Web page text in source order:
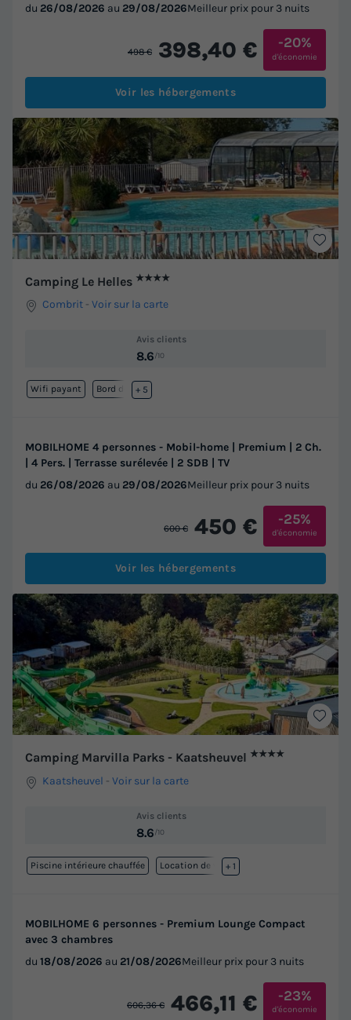
du 26/08/2026 au 29/08/2026Meilleur prix pour 3 nuits
498 € 398,40 € -20%
d'économie
Voir les hébergements
Camping Le Helles ★★★★
Combrit -Voir sur la carte
Avis clients
8.6/10
Wifi payant Bord de mer
+ 5
MOBILHOME 4 personnes - Mobil-home | Premium | 2 Ch.
| 4 Pers. | Terrasse surélevée | 2 SDB | TV
du 26/08/2026 au 29/08/2026Meilleur prix pour 3 nuits
600 € 450 € -25%
d'économie
Voir les hébergements
Camping Marvilla Parks - Kaatsheuvel ★★★★
Kaatsheuvel -Voir sur la carte
Avis clients
8.6/10
Piscine intérieure chauffée Location de vélos
+ 1
MOBILHOME 6 personnes - Premium Lounge Compact
avec 3 chambres
du 18/08/2026 au 21/08/2026Meilleur prix pour 3 nuits
606,36 € 466,11 € -23%
d'économie